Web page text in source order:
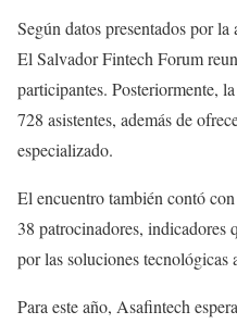
Según datos presentados por
El Salvador Fintech Forum
participantes. Posteriormente,
728 asistentes, además de
especializado.
El encuentro también contó
38 patrocinadores, indicadores
por las soluciones tecnológicas
Para este año, Asafintech